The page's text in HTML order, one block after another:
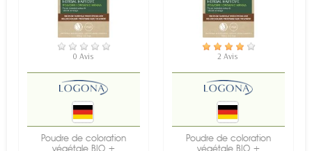
EN STOCK
0 Avis
Poudre de coloration
végétale BIO +
EN STOCK
2 Avis
Poudre de coloration
végétale BIO +